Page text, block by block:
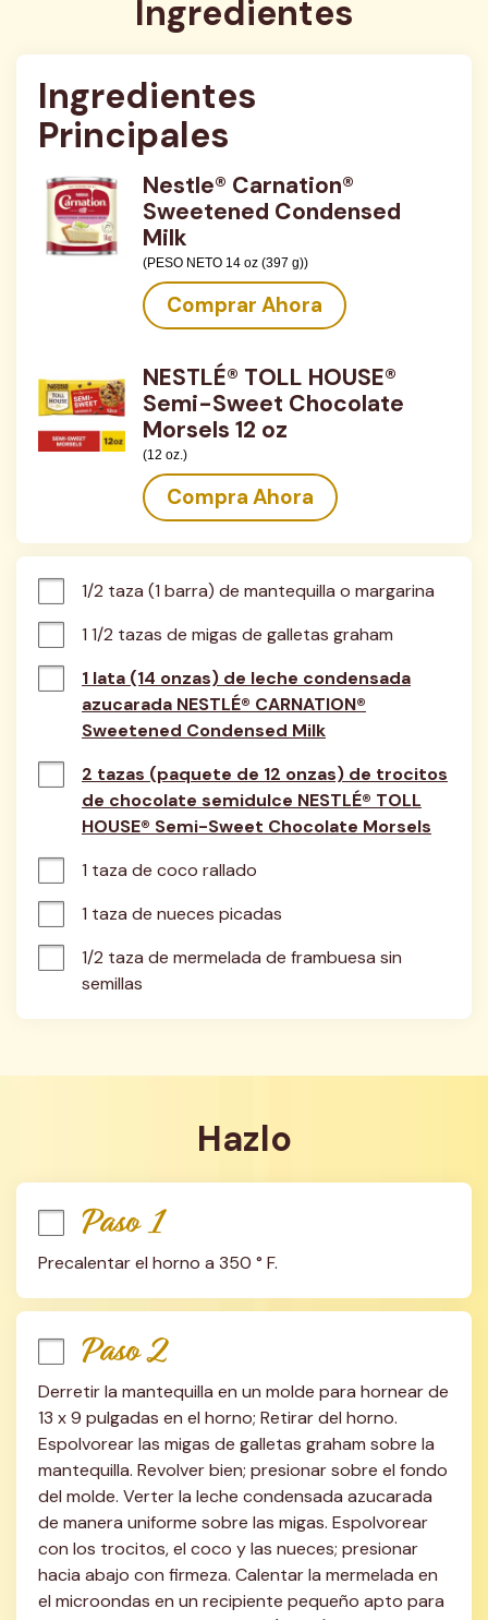
Ingredientes
Ingredientes
Principales
Nestle® Carnation®
Sweetened Condensed
Milk
(PESO NETO 14 oz (397 g))
Comprar Ahora
NESTLÉ® TOLL HOUSE®
Semi-Sweet Chocolate
Morsels 12 oz
(12 oz.)
Compra Ahora
1/2 taza (1 barra) de mantequilla o margarina
1 1/2 tazas de migas de galletas graham
1 lata (14 onzas) de leche condensada
azucarada NESTLÉ® CARNATION®
Sweetened Condensed Milk
2 tazas (paquete de 12 onzas) de trocitos
de chocolate semidulce NESTLÉ® TOLL
HOUSE® Semi-Sweet Chocolate Morsels
1 taza de coco rallado
1 taza de nueces picadas
1/2 taza de mermelada de frambuesa sin
semillas
Hazlo
Paso 1
Precalentar el horno a 350 ° F.
Paso 2
Derretir la mantequilla en un molde para hornear de
13 x 9 pulgadas en el horno; Retirar del horno.
Espolvorear las migas de galletas graham sobre la
mantequilla. Revolver bien; presionar sobre el fondo
del molde. Verter la leche condensada azucarada
de manera uniforme sobre las migas. Espolvorear
con los trocitos, el coco y las nueces; presionar
hacia abajo con firmeza. Calentar la mermelada en
el microondas en un recipiente pequeño apto para